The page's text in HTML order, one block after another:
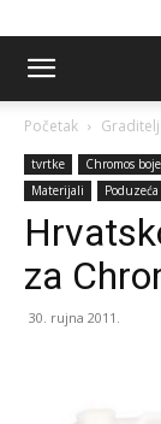
Početak
tvrtke Chromos
Materijali
za
30. rujna 2011.